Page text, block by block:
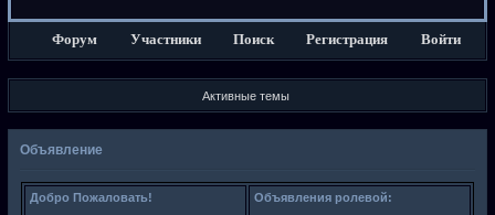
Форум Участники Поиск Регистрация Войти
Активные темы
Объявление
Добро Пожаловать!
Объявления ролевой: